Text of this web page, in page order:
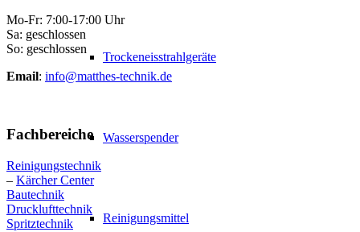
Trockeneisstrahlgeräte
Wasserspender
Reinigungsmittel
Mo-Fr: 7:00-17:00 Uhr
Sa: geschlossen
So: geschlossen
Email: info@matthes-technik.de
Fachbereiche
Reinigungstechnik
– Kärcher Center
Bautechnik
Drucklufttechnik
Spritztechnik